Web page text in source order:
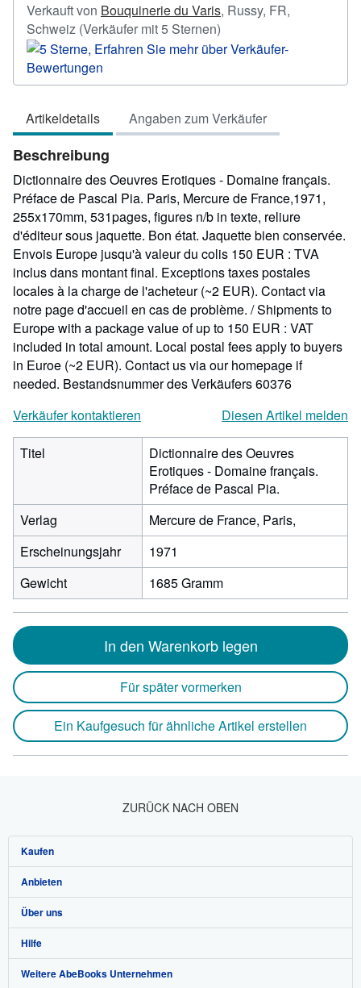
Verkauft von Bouquinerie du Varis, Russy, FR,
Schweiz (Verkäufer mit 5 Sternen)
5
5
Artikeldetails
Angaben zum Verkäufer
Beschreibung
Dictionnaire des Oeuvres Erotiques - Domaine français.
Préface de Pascal Pia. Paris, Mercure de France,1971,
255x170mm, 531pages, figures n/b in texte, reliure
d'éditeur sous jaquette. Bon état. Jaquette bien conservée.
Envois Europe jusqu'à valeur du colis 150 EUR : TVA
inclus dans montant final. Exceptions taxes postales
locales à la charge de l'acheteur (~2 EUR). Contact via
notre page d'accueil en cas de problème. / Shipments to
Europe with a package value of up to 150 EUR : VAT
included in total amount. Local postal fees apply to buyers
in Euroe (~2 EUR). Contact us via our homepage if
needed. Bestandsnummer des Verkäufers 60376
Verkäufer kontaktieren
Diesen Artikel melden
Titel
Dictionnaire des Oeuvres
Erotiques - Domaine français.
Préface de Pascal Pia.
Verlag
Mercure de France, Paris,
Erscheinungsjahr
1971
Gewicht
1685 Gramm
In den Warenkorb legen
Für später vormerken
Ein Kaufgesuch für ähnliche Artikel erstellen
ZURÜCK NACH OBEN
Kaufen
Detailsuche
Sammlungen
Nutzerkonto
Meine Bestellungen
Anbieten
Verkäufer werden
Partnerprogramm
Empfehlen Sie einen Verkäufer
Über uns
Über uns / Impressum
Presse
Hilfe
Hilfebereich
Weitere AbeBooks Unternehmen